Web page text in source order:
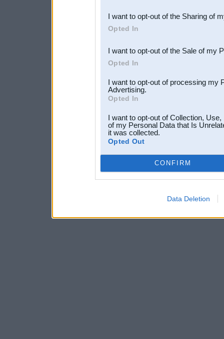
Downstream Participants
third parties.
I want to opt-out of the Sharing of
Opted In
I want to opt-out of the Sale of my
Opted In
I want to opt-out of processing my
Advertising.
Opted In
I want to opt-out of Collection,
of my Personal Data that Is
it was collected.
Opted Out
CONFIRM
Data Deletion